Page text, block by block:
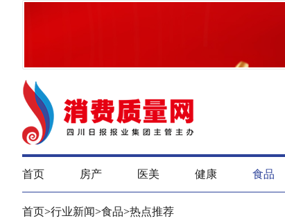
首页 房产 医美 健康 食品
首页>行业新闻>食品>热点推荐